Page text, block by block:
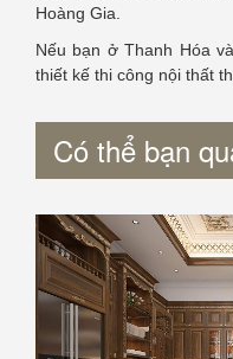
Hoàng Gia.
Nếu bạn ở Thanh Hóa
thiết kế thi công nội thất
Có thể bạn